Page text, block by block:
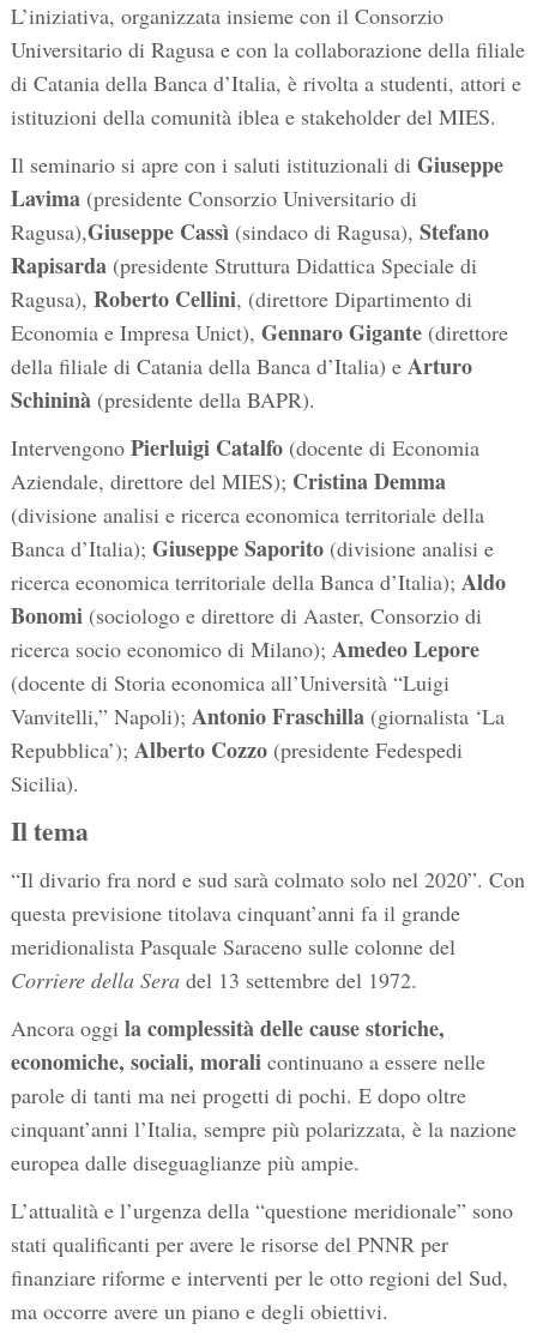
L’iniziativa, organizzata insieme con il Consorzio
Universitario di Ragusa e con la collaborazione della filiale
di Catania della Banca d’Italia, è rivolta a studenti, attori e
istituzioni della comunità iblea e stakeholder del MIES.
Il seminario si apre con i saluti istituzionali diGiuseppe
Lavima (presidente Consorzio Universitario di
Ragusa),Giuseppe Cassì(sindaco di Ragusa), Stefano
Rapisarda (presidente Struttura Didattica Speciale di
Ragusa), Roberto Cellini, (direttore Dipartimento di
Economia e Impresa Unict), Gennaro Gigante (direttore
della filiale di Catania della Banca d’Italia) eArturo
Schininà(presidente della BAPR).
IntervengonoPierluigi Catalfo (docente di Economia
Aziendale, direttore del MIES); Cristina Demma
(divisione analisi e ricerca economica territoriale della
Banca d’Italia); Giuseppe Saporito (divisione analisi e
ricerca economica territoriale della Banca d’Italia); Aldo
Bonomi(sociologo e direttore di Aaster, Consorzio di
ricerca socio economico di Milano); Amedeo Lepore
(docente di Storia economica all’Università “Luigi
Vanvitelli,” Napoli); Antonio Fraschilla(giornalista ‘La
Repubblica’); Alberto Cozzo (presidente Fedespedi
Sicilia).
Il tema
“Il divario fra nord e sud sarà colmato solo nel 2020”. Con
questa previsione titolava cinquant’anni fa il grande
meridionalista Pasquale Saraceno sulle colonne del
Corriere della Seradel 13 settembre del 1972.
Ancora oggi la complessità delle cause storiche,
economiche, sociali, moralicontinuano a essere nelle
parole di tanti ma nei progetti di pochi. E dopo oltre
cinquant’anni l’Italia, sempre più polarizzata, è la nazione
europea dalle diseguaglianze più ampie.
L’attualità e l’urgenza della “questione meridionale” sono
stati qualificanti per avere le risorse del PNNR per
finanziare riforme e interventi per le otto regioni del Sud,
ma occorre avere un piano e degli obiettivi.